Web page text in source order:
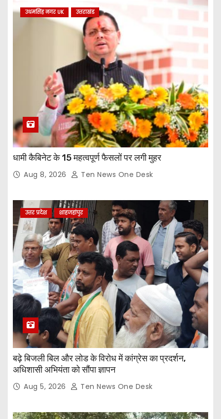
उधमसिंह नगर UK उत्तराखंड
धामी कैबिनेट के 15 महत्वपूर्ण फैसलों पर लगी मुहर
Aug 8, 2026 Ten News One Desk
उत्तर प्रदेश शाहजहांपुर
बढ़े बिजली बिल और लोड के विरोध में कांग्रेस का प्रदर्शन,
अधिशासी अभियंता को सौंपा ज्ञापन
Aug 5, 2026 Ten News One Desk